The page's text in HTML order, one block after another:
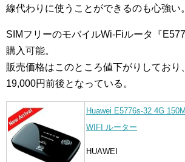
線代わりに使うことができるのも心強い。
SIMフリーのモバイルWi-Fiルータ『
購入可能。
販売価格はこのところ値下がりしており
19,000円前後となっている。
Huawei E5776s-32 4G
WIFI ルーター
HUAWEI